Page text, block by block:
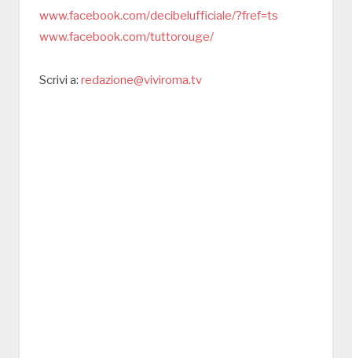
www.facebook.com/decibelufficiale/?fref=ts
www.facebook.com/tuttorouge/
Scrivi a: redazione@viviroma.tv